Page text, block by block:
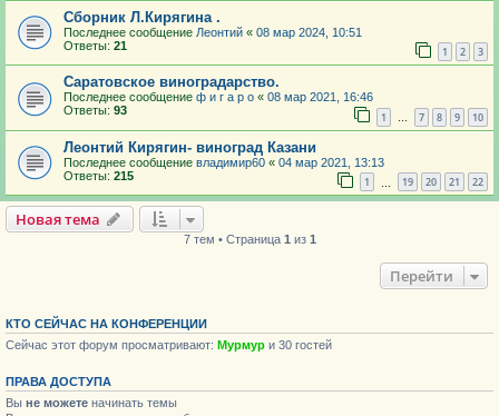
Сборник Л.Кирягина .
Последнее сообщение Леонтий « 08 мар 2024, 10:51
Ответы: 21 1 2 3
Саратовское виноградарство.
Последнее сообщение ф и г а р о « 08 мар 2021, 16:46
Ответы: 93 1 … 7 8 9 10
Леонтий Кирягин- виноград Казани
Последнее сообщение владимир60 « 04 мар 2021, 13:13
Ответы: 215 1 19 20 21 22
Новая тема
7 тем • Страница 1из 1
Перейти
КТО СЕЙЧАС НА КОНФЕРЕНЦИИ
Сейчас этот форум просматривают: Мурмур и 30 гостей
ПРАВА ДОСТУПА
Вы не можете начинать темы